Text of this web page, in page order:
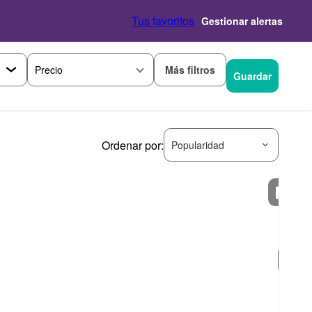
Tus favoritos Gestionar alertas
Precio Más filtros Guardar
Ordenar por: Popularidad